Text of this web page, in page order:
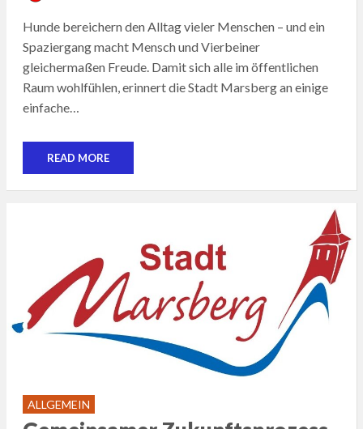
Hunde bereichern den Alltag vieler Menschen – und ein
Spaziergang macht Mensch und Vierbeiner
gleichermaßen Freude. Damit sich alle im öffentlichen
Raum wohlfühlen, erinnert die Stadt Marsberg an einige
einfache…
READ MORE
ALLGEMEIN